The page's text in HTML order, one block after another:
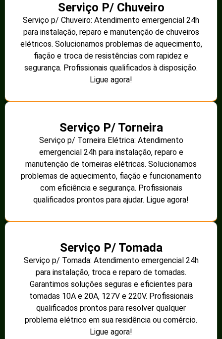
Serviço P/ Chuveiro
Serviço p/ Chuveiro: Atendimento emergencial 24h
para instalação, reparo e manutenção de chuveiros
elétricos. Solucionamos problemas de aquecimento,
fiação e troca de resistências com rapidez e
segurança. Profissionais qualificados à disposição.
Ligue agora!
Serviço P/ Torneira
Serviço p/ Torneira Elétrica: Atendimento
emergencial 24h para instalação, reparo e
manutenção de torneiras elétricas. Solucionamos
problemas de aquecimento, fiação e funcionamento
com eficiência e segurança. Profissionais
qualificados prontos para ajudar. Ligue agora!
Serviço P/ Tomada
Serviço p/ Tomada: Atendimento emergencial 24h
para instalação, troca e reparo de tomadas.
Garantimos soluções seguras e eficientes para
tomadas 10A e 20A, 127V e 220V. Profissionais
qualificados prontos para resolver qualquer
problema elétrico em sua residência ou comércio.
Ligue agora!